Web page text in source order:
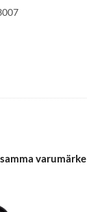
varumärke